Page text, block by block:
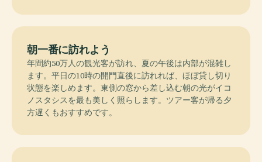
朝一番に訪れよう
年間約50万人の観光客が訪れ、夏の午後は内部が混雑し
ます。平日の10時の開門直後に訪れれば、ほぼ貸し切り
状態を楽しめます。東側の窓から差し込む朝の光がイコ
ノスタシスを最も美しく照らします。ツアー客が帰る夕
方遅くもおすすめです。